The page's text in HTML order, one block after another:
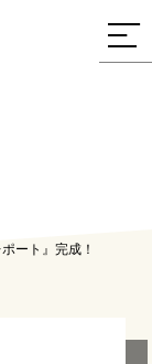
ート』完成！